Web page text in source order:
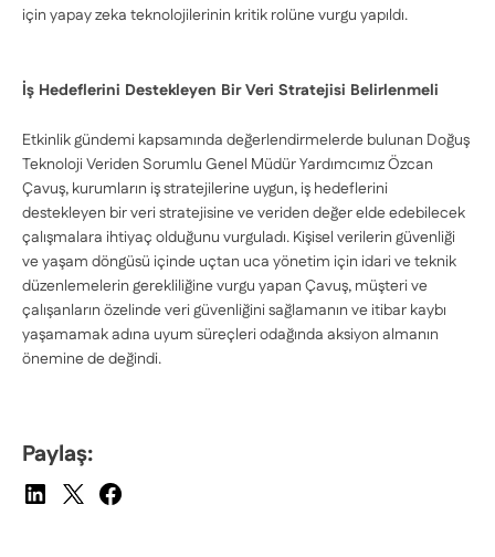
için yapay zeka teknolojilerinin kritik rolüne vurgu yapıldı.
İş Hedeflerini Destekleyen Bir Veri Stratejisi Belirlenmeli
Etkinlik gündemi kapsamında değerlendirmelerde bulunan Doğuş
Teknoloji Veriden Sorumlu Genel Müdür Yardımcımız Özcan
Çavuş, kurumların iş stratejilerine uygun, iş hedeflerini
destekleyen bir veri stratejisine ve veriden değer elde edebilecek
çalışmalara ihtiyaç olduğunu vurguladı. Kişisel verilerin güvenliği
ve yaşam döngüsü içinde uçtan uca yönetim için idari ve teknik
düzenlemelerin gerekliliğine vurgu yapan Çavuş, müşteri ve
çalışanların özelinde veri güvenliğini sağlamanın ve itibar kaybı
yaşamamak adına uyum süreçleri odağında aksiyon almanın
önemine de değindi.
Paylaş: